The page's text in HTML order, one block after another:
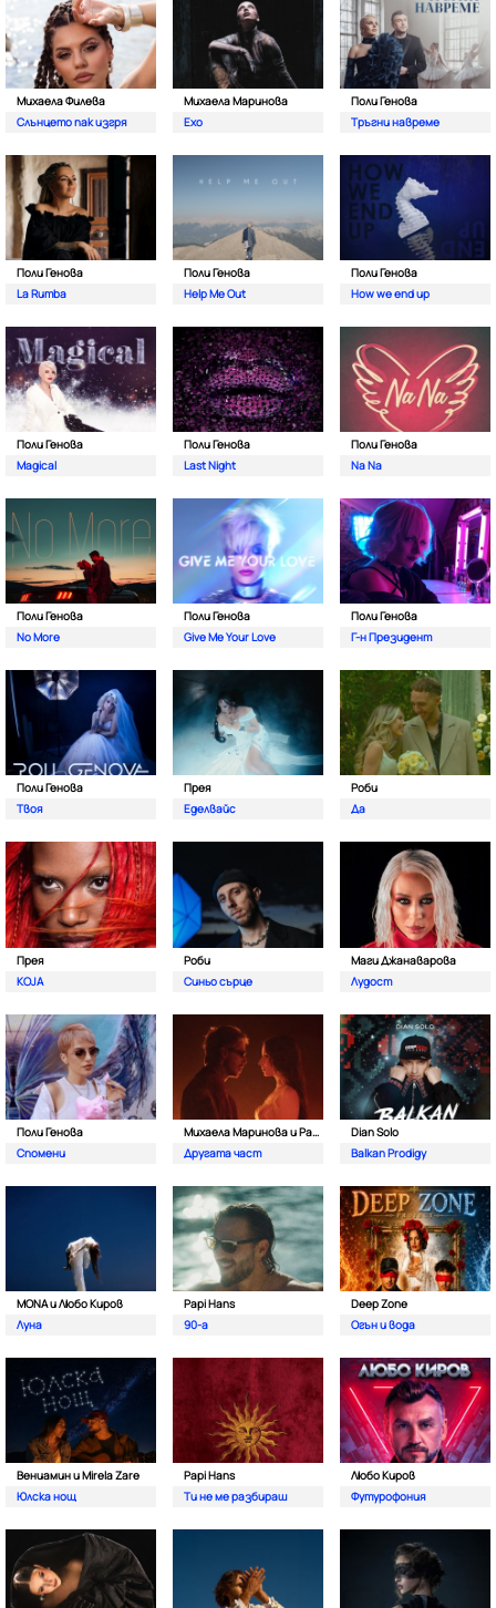
Михаела Филева
Слънцето пак изгря
Михаела Маринова
Ехо
Поли Генова
Тръгни навреме
Поли Генова
La Rumba
Поли Генова
Help Me Out
Поли Генова
How we end up
Поли Генова
Magical
Поли Генова
Last Night
Поли Генова
Na Na
Поли Генова
No More
Поли Генова
Give Me Your Love
Поли Генова
Г-н Президент
Поли Генова
Твоя
Прея
Еделвайс
Роби
Да
Прея
KOJA
Роби
Синьо сърце
Маги Джанаварова
Лудост
Поли Генова
Спомени
Михаела Маринова и Pavell
Другата част
Dian Solo
Balkan Prodigy
MONA и Любо Киров
Луна
Papi Hans
90-а
Deep Zone
Oгън и вода
Вениамин и Mirela Zare
Юлска нощ
Papi Hans
Ти не ме разбираш
Любо Киров
Футурофония